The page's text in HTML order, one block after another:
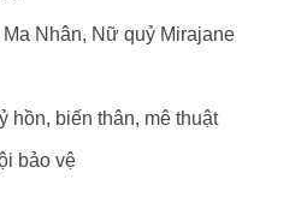
Nhân, Nữ quỷ Mirajane
hồn, biến thân, mê thuật
bảo vệ